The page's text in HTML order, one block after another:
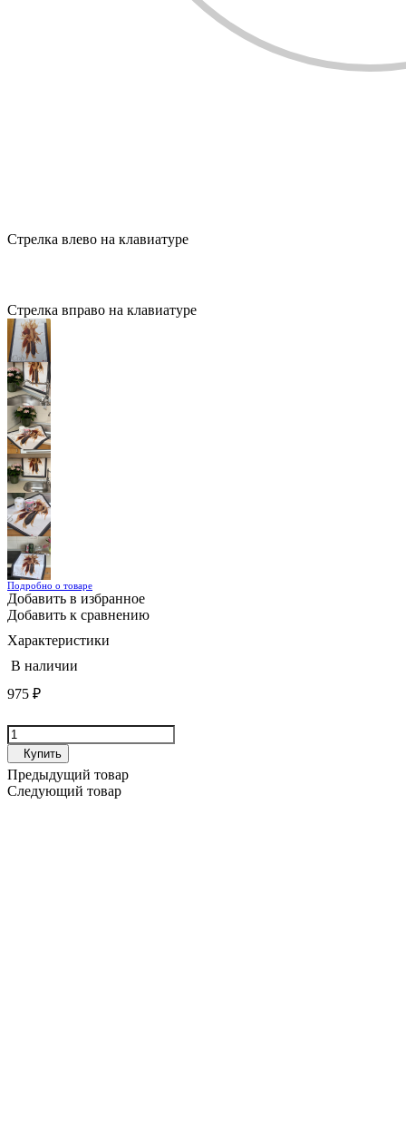
Стрелка влево на клавиатуре
Стрелка вправо на клавиатуре
Подробно о товаре
Добавить в избранное
Добавить к сравнению
Характеристики
В наличии
975 ₽
Купить
Предыдущий товар
Следующий товар